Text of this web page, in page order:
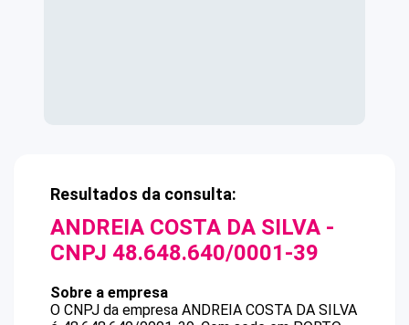
Resultados da consulta:
ANDREIA COSTA DA SILVA -
CNPJ 48.648.640/0001-39
Sobre a empresa
O CNPJ da empresa ANDREIA COSTA DA SILVA